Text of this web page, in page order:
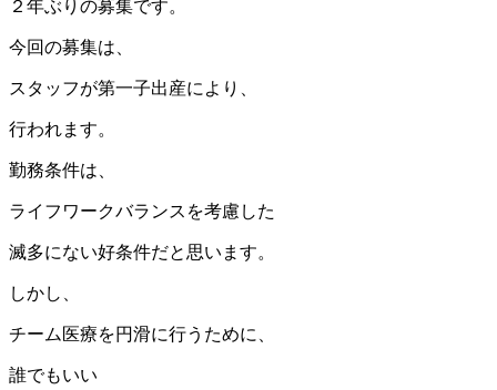
２年ぶりの募集です。
今回の募集は、
スタッフが第一子出産により、
行われます。
勤務条件は、
ライフワークバランスを考慮した
滅多にない好条件だと思います。
しかし、
チーム医療を円滑に行うために、
誰でもいい